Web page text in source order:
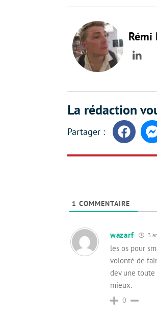
Rémi
La rédaction
Facebook
1 COMMENTAIRE
wazarf 3
les os pour
volonté de
dev une toute
mieux.
0